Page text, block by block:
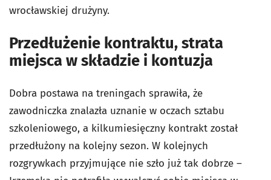
wrocławskiej drużyny.
Przedłużenie kontraktu, strata
miejsca w składzie i kontuzja
Dobra postawa na treningach sprawiła, że
zawodniczka znalazła uznanie w oczach sztabu
szkoleniowego, a kilkumiesięczny kontrakt został
przedłużony na kolejny sezon. W kolejnych
rozgrywkach przyjmujące nie szło już tak dobrze –